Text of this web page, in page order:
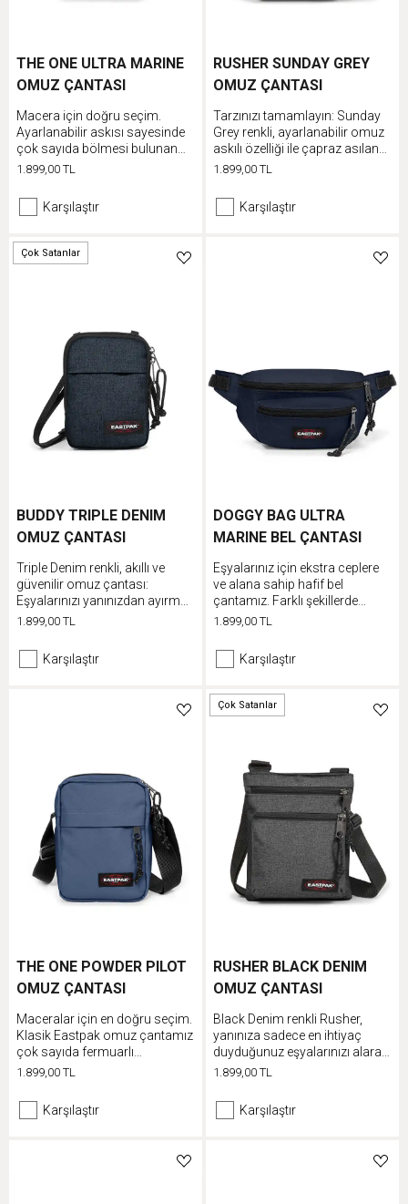
THE ONE ULTRA MARINE
OMUZ ÇANTASI
Macera için doğru seçim.
Ayarlanabilir askısı sayesinde
çok sayıda bölmesi bulunan
klasik omuz çantamız farklı
1.899,00 TL
Karşılaştır
RUSHER SUNDAY GREY
OMUZ ÇANTASI
Tarzınızı tamamlayın: Sunday
Grey renkli, ayarlanabilir omuz
askılı özelliği ile çapraz asılan
günlük çantamız.
1.899,00 TL
Karşılaştır
Çok Satanlar
BUDDY TRIPLE DENIM
OMUZ ÇANTASI
Triple Denim renkli, akıllı ve
güvenilir omuz çantası:
Eşyalarınızı yanınızdan ayırmak
istemediğiniz günler için
kayışa sahiptir
1.899,00 TL
Karşılaştır
DOGGY BAG ULTRA
MARINE BEL ÇANTASI
Eşyalarınız için ekstra ceplere
ve alana sahip hafif bel
çantamız. Farklı şekillerde
kullanabilmek için ayarlanabilir
1.899,00 TL
Karşılaştır
THE ONE POWDER PILOT
OMUZ ÇANTASI
Maceralar için en doğru seçim.
Klasik Eastpak omuz çantamız
çok sayıda fermuarlı
bölmesiyle gündelik eşyalarınız
şekillerde kullanabilmek için
mini çantanın kayışını
1.899,00 TL
Karşılaştır
Çok Satanlar
RUSHER BLACK DENIM
OMUZ ÇANTASI
Black Denim renkli Rusher,
yanınıza sadece en ihtiyaç
duyduğunuz eşyalarınızı alarak
dışarı çıkmak istediğiniz günler
1.899,00 TL
Karşılaştır